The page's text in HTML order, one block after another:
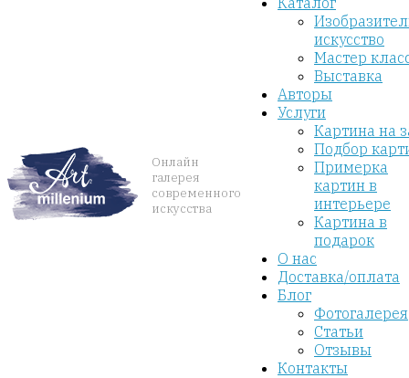
Онлайн
галерея
современного
искусства
искусство
Мастер
Выставка
Авторы
Услуги
Картина на
Подбор
Примерка
картин в
интерьере
Картина в
подарок
О нас
Доставка/оплата
Блог
Фотогалерея
Статьи
Отзывы
Контакты